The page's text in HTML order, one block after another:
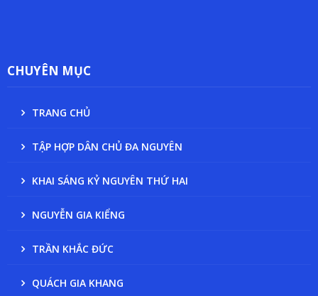
CHUYÊN MỤC
TRANG CHỦ
TẬP HỢP DÂN CHỦ ĐA NGUYÊN
KHAI SÁNG KỶ NGUYÊN THỨ HAI
NGUYỄN GIA KIỂNG
TRẦN KHẮC ĐỨC
QUÁCH GIA KHANG